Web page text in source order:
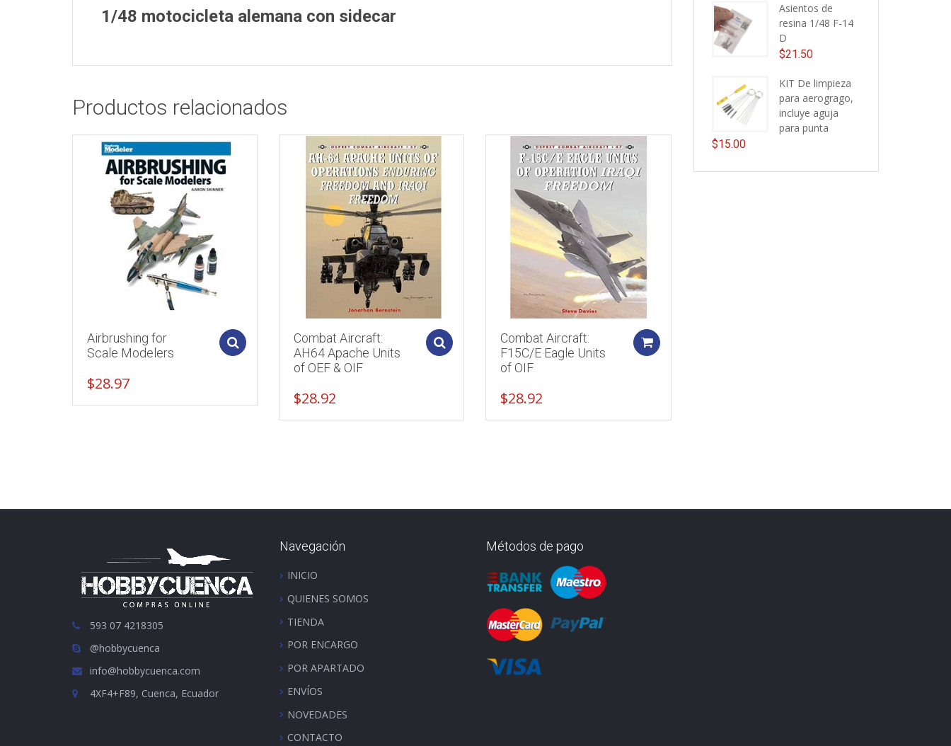
1/48 motocicleta alemana con sidecar
Productos relacionados
Airbrushing for
Scale Modelers
$28.97
Add to cartCombat Aircraft:
AH64 Apache Units
of OEF & OIF
$28.92
Add to cartCombat Aircraft:
F15C/E Eagle Units
of OIF
$28.92
Asientos de
resina 1/48 F-14
D
$21.50
KIT De limpieza
para aerogrago,
incluye aguja
para punta
$15.00
593 07 4218305
@hobbycuenca
info@hobbycuenca.com
4XF4+F89, Cuenca, Ecuador
Navegación
INICIO
QUIENES SOMOS
TIENDA
POR ENCARGO
POR APARTADO
ENVÍOS
NOVEDADES
CONTACTO
Métodos de pago